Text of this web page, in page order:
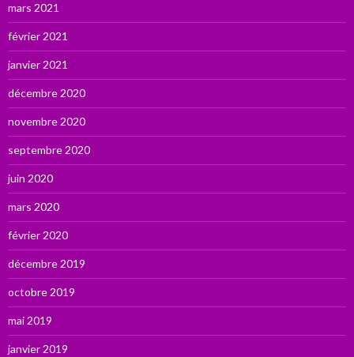
mars 2021
février 2021
janvier 2021
décembre 2020
novembre 2020
septembre 2020
juin 2020
mars 2020
février 2020
décembre 2019
octobre 2019
mai 2019
janvier 2019